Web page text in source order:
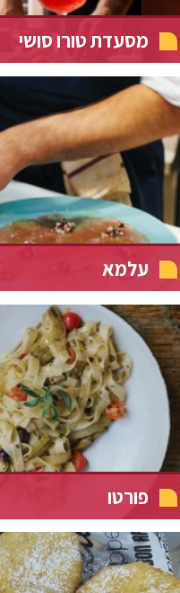
מסעדת טורו סושי
עלמא
פורטו